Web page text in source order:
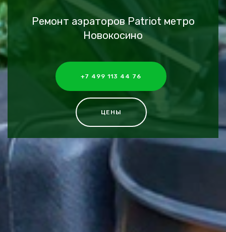
Ремонт аэраторов Patriot метро
Новокосино
+7 499 113 44 76
ЦЕНЫ